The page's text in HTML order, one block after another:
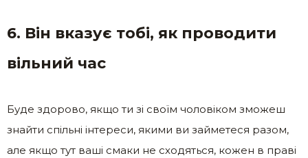
6. Він вказує тобі, як проводити
вільний час
Буде здорово, якщо ти зі своїм чоловіком зможеш
знайти спільні інтереси, якими ви займетеся разом,
але якщо тут ваші смаки не сходяться, кожен в праві